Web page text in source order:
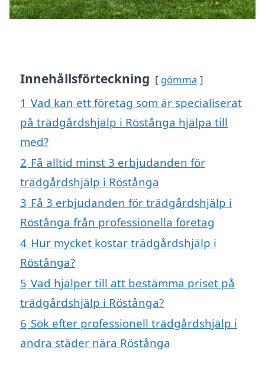
Innehållsförteckning gömma
1 Vad kan ett företag som är specialiserat
på trädgårdshjälp i Röstånga hjälpa till
med?
2 Få alltid minst 3 erbjudanden för
trädgårdshjälp i Röstånga
3 Få 3 erbjudanden för trädgårdshjälp i
Röstånga från professionella företag
4 Hur mycket kostar trädgårdshjälp i
Röstånga?
5 Vad hjälper till att bestämma priset på
trädgårdshjälp i Röstånga?
6 Sök efter professionell trädgårdshjälp i
andra städer nära Röstånga